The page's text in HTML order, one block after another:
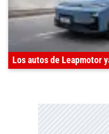
Los autos de Leapmotor